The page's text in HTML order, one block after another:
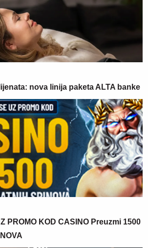
nova linija paketa ALTA banke
PROMO KOD CASINO Preuzmi 1500